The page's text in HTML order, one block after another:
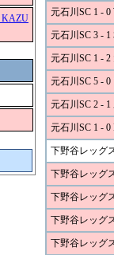
KAZU
元石川SC 1 -
元石川SC 3 -
元石川SC 1 - 2
元石川SC 5 -
元石川SC 2 -
元石川SC 1 -
下野谷レッグ
下野谷レッグ
下野谷レッグ
下野谷レッグ
下野谷レッグ